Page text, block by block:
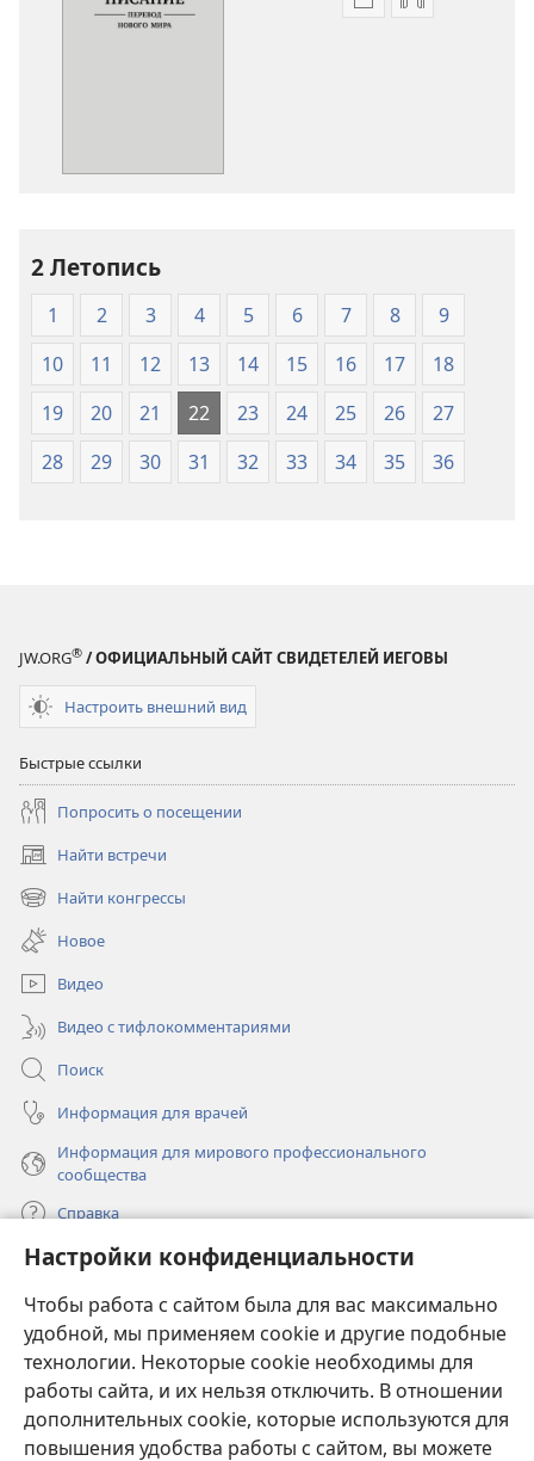
Настройки конфиденциальности
Чтобы работа с сайтом была для вас максимально
удобной, мы применяем cookie и другие подобные
технологии. Некоторые cookie необходимы для
работы сайта, и их нельзя отключить. В отношении
дополнительных cookie, которые используются для
повышения удобства работы с сайтом, вы можете
Варианты
года)
Варианты
года)
2 Летопись
1 2 3 4 5 6 7 8
9
10
11 12 13 14 15 16 17
18
19
20 21 22 23 24 25 26
27
28
29 30 31 32 33 34 35 36
JW.ORG® / ОФИЦИАЛЬНЫЙ САЙТ СВИДЕТЕЛЕЙ ИЕГОВЫ
Настроить внешний вид
Быстрые ссылки
Попросить о посещении
Найти встречи
(открывается
в
новом
окне)
Найти конгрессы
(открывается
новом
окне)
Новое
Видео
Видео с тифлокомментариями
Поиск
Информация для врачей
Информация для мирового профессионального
сообщества
Справка
Пожертвования
в
новом
окне)
ОНЛАЙН-БИБЛИОТЕКА Сторожевой башни
(открывается
новом
окне)
JW Hub®
(открывается
в
новомJW Library ®